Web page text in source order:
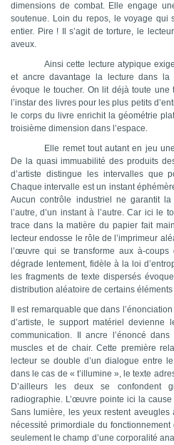
dimensions de combat. Elle engage
soutenue. Loin du repos, le voyage qui
entier. Pire ! Il s’agit de torture, le
aveux.
Ainsi cette lecture atypique
et ancre davantage la lecture dans la
évoque le toucher. On lit déjà toute
l’instar des livres pour les plus petits
le corps du livre enrichit la géométrie
troisième dimension dans l’espace.
Elle remet tout autant en jeu
De la quasi immuabilité des produits
d’artiste distingue les intervalles que
Chaque intervalle est un instant
Aucun contrôle industriel ne garantit
l’autre, d’un instant à l’autre. Car ici le
trace dans la matière du papier fait
lecteur endosse le rôle de l’imprimeur
l’œuvre qui se transforme aux à-
dégrade lentement, fidèle à la loi
les fragments de texte dispersés
distribution aléatoire de certains
Il est remarquable que dans
d’artiste, le support matériel devienne
communication. Il ancre l’énoncé
muscles et de chair. Cette première
lecteur se double d’un dialogue entre
dans le cas de « t’illumine », le texte
D’ailleurs les deux se
radiographie. L’œuvre pointe ici la
Sans lumière, les yeux restent aveugles
nécessité primordiale du
seulement le champ d’une corporalité